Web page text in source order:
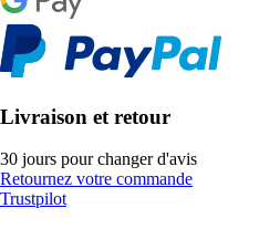
Livraison et retour
30 jours pour changer d'avis
Retournez votre commande
Trustpilot